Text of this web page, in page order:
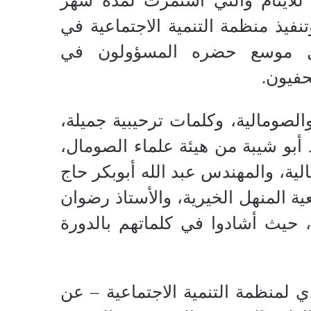
منظمة التنمية الاجتماعية في
موسع حضره المسؤولون في
وكلمات ترحيبية جميلة،
شيبة من هيئة علماء الصومال،
والمهندس عبد الله أبوبكر حاج
الخيرية، والأستاذ رضوان
حيث أشادوا في كلماتهم بالدورة
لمنظمة التنمية الاجتماعية – عن